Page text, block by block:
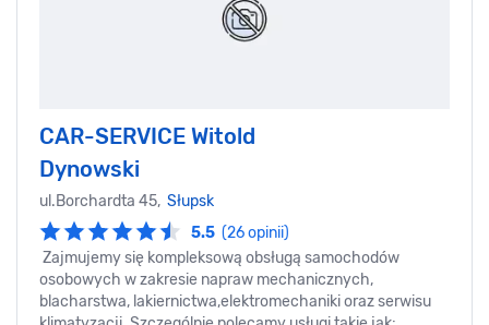
CAR-SERVICE Witold
Dynowski
ul.Borchardta 45, Słupsk
5.5 (26 opinii)
Zajmujemy się kompleksową obsługą samochodów
osobowych w zakresie napraw mechanicznych,
blacharstwa, lakiernictwa,elektromechaniki oraz serwisu